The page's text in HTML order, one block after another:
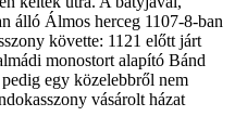
álló Álmos herceg 1107-8-ban
követte: 1121 előtt járt
monostort alapító Bánd
egy közelebbről nem
vásárolt házat